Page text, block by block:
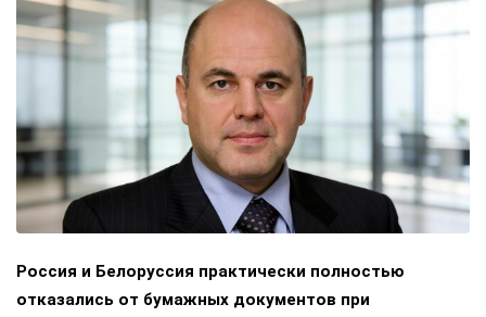
Россия и Белоруссия практически полностью
отказались от бумажных документов при